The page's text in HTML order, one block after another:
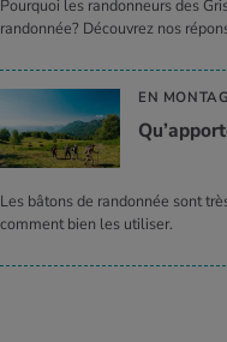
Pourquoi les randonneurs des
randonnée? Découvrez nos
EN
Les bâtons de randonnée sont
comment bien les utiliser.